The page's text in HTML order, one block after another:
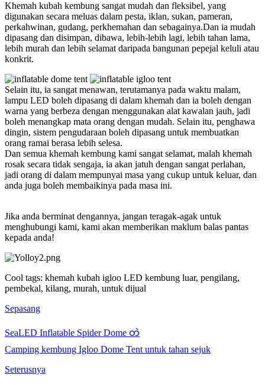
Khemah kubah kembung sangat mudah dan fleksibel, yang
digunakan secara meluas dalam pesta, iklan, sukan, pameran,
perkahwinan, gudang, perkhemahan dan sebagainya.Dan ia mudah
dipasang dan disimpan, dibawa, lebih-lebih lagi, lebih tahan lama,
lebih murah dan lebih selamat daripada bangunan pepejal keluli atau
konkrit.
Selain itu, ia sangat menawan, terutamanya pada waktu malam,
lampu LED boleh dipasang di dalam khemah dan ia boleh dengan
warna yang berbeza dengan menggunakan alat kawalan jauh, jadi
boleh menangkap mata orang dengan mudah. Selain itu, penghawa
dingin, sistem pengudaraan boleh dipasang untuk membuatkan
orang ramai berasa lebih selesa.
Dan semua khemah kembung kami sangat selamat, malah khemah
rosak secara tidak sengaja, ia akan jatuh dengan sangat perlahan,
jadi orang di dalam mempunyai masa yang cukup untuk keluar, dan
anda juga boleh membaikinya pada masa ini.
Jika anda berminat dengannya, jangan teragak-agak untuk
menghubungi kami, kami akan memberikan maklum balas pantas
kepada anda!
Cool tags: khemah kubah igloo LED kembung luar, pengilang,
pembekal, kilang, murah, untuk dijual
Sepasang
SeaLED Inflatable Spider Dome တဲ
Camping kembung Igloo Dome Tent untuk tahan sejuk
Seterusnya